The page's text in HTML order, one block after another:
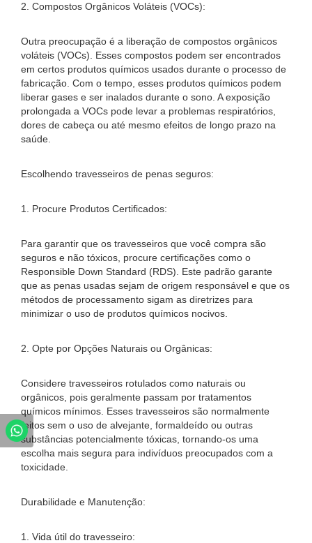
2. Compostos Orgânicos Voláteis (VOCs):
Outra preocupação é a liberação de compostos orgânicos
voláteis (VOCs). Esses compostos podem ser encontrados
em certos produtos químicos usados ​​durante o processo de
fabricação. Com o tempo, esses produtos químicos podem
liberar gases e ser inalados durante o sono. A exposição
prolongada a VOCs pode levar a problemas respiratórios,
dores de cabeça ou até mesmo efeitos de longo prazo na
saúde.
Escolhendo travesseiros de penas seguros:
1. Procure Produtos Certificados:
Para garantir que os travesseiros que você compra são
seguros e não tóxicos, procure certificações como o
Responsible Down Standard (RDS). Este padrão garante
que as penas usadas sejam de origem responsável e que os
métodos de processamento sigam as diretrizes para
minimizar o uso de produtos químicos nocivos.
2. Opte por Opções Naturais ou Orgânicas:
Considere travesseiros rotulados como naturais ou
orgânicos, pois geralmente passam por tratamentos
químicos mínimos. Esses travesseiros são normalmente
feitos sem o uso de alvejante, formaldeído ou outras
substâncias potencialmente tóxicas, tornando-os uma
escolha mais segura para indivíduos preocupados com a
toxicidade.
Durabilidade e Manutenção:
1. Vida útil do travesseiro: